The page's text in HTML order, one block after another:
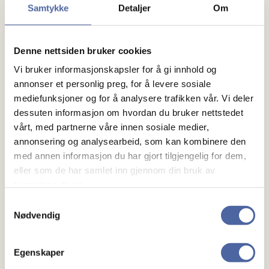
Samtykke Detaljer Om
Denne nettsiden bruker cookies
Vi bruker informasjonskapsler for å gi innhold og
annonser et personlig preg, for å levere sosiale
mediefunksjoner og for å analysere trafikken vår. Vi deler
dessuten informasjon om hvordan du bruker nettstedet
vårt, med partnerne våre innen sosiale medier,
annonsering og analysearbeid, som kan kombinere den
med annen informasjon du har gjort tilgjengelig for dem,
eller som de har samlet inn gjennom din bruk av
Nødvendig
Egenskaper
fra ny anbudsperiode som starter 1. mai 2025.
slutte med en viktig medisin som natalizumab.
Noen har også opplevd store plager, og det kan
ikke aksepteres.
Informasjonen må forbedres, personer med
MS som opplever problemer skal tas på alvor
og problemet skal løses.
MS-forbundet forventer at DMP gransker det
inntrufne, slik at vi kan betrygges på at
pasientsikkerheten ivaretas for personer med
MS.